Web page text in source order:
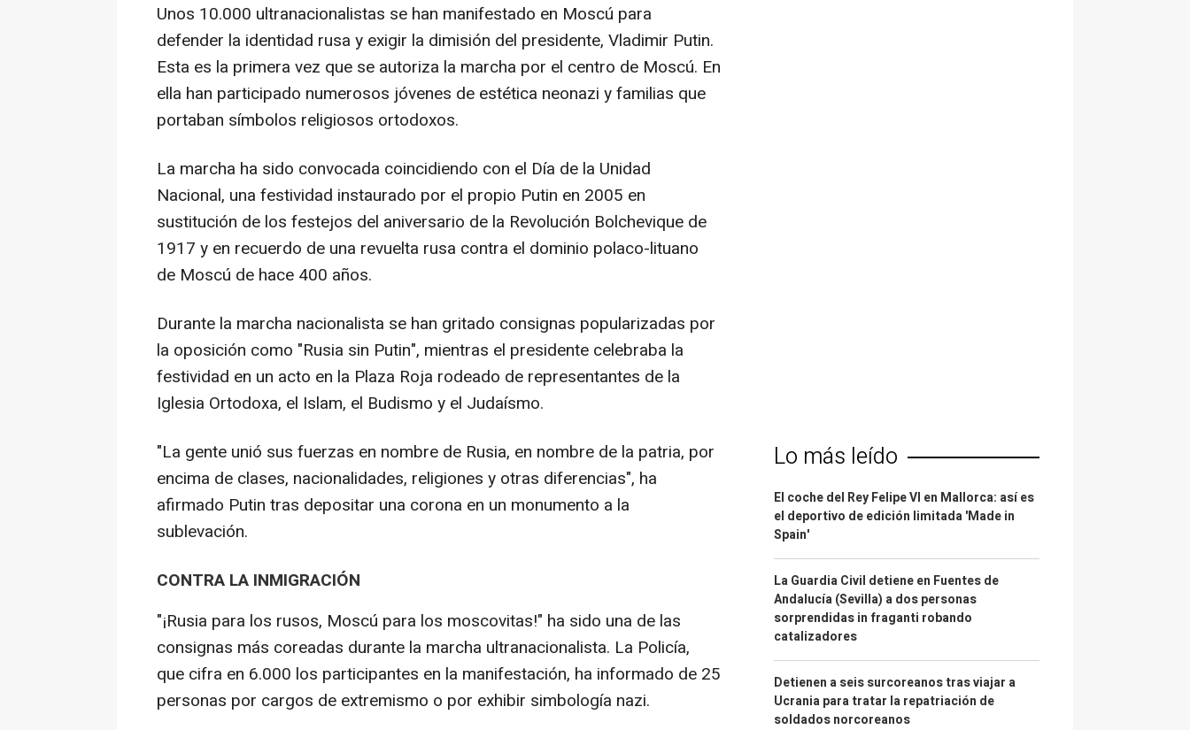
Unos 10.000 ultranacionalistas se han manifestado en Moscú para
defender la identidad rusa y exigir la dimisión del presidente, Vladimir Putin.
Esta es la primera vez que se autoriza la marcha por el centro de Moscú. En
ella han participado numerosos jóvenes de estética neonazi y familias que
portaban símbolos religiosos ortodoxos.
La marcha ha sido convocada coincidiendo con el Día de la Unidad
Nacional, una festividad instaurado por el propio Putin en 2005 en
sustitución de los festejos del aniversario de la Revolución Bolchevique de
1917 y en recuerdo de una revuelta rusa contra el dominio polaco-lituano
de Moscú de hace 400 años.
Durante la marcha nacionalista se han gritado consignas popularizadas por
la oposición como "Rusia sin Putin", mientras el presidente celebraba la
festividad en un acto en la Plaza Roja rodeado de representantes de la
Iglesia Ortodoxa, el Islam, el Budismo y el Judaísmo.
"La gente unió sus fuerzas en nombre de Rusia, en nombre de la patria, por
encima de clases, nacionalidades, religiones y otras diferencias", ha
afirmado Putin tras depositar una corona en un monumento a la
sublevación.
CONTRA LA INMIGRACIÓN
"¡Rusia para los rusos, Moscú para los moscovitas!" ha sido una de las
consignas más coreadas durante la marcha ultranacionalista. La Policía,
que cifra en 6.000 los participantes en la manifestación, ha informado de 25
personas por cargos de extremismo o por exhibir simbología nazi.
Lo más leído
El coche del Rey Felipe VI en Mallorca: así es
el deportivo de edición limitada 'Made in
Spain'
La Guardia Civil detiene en Fuentes de
Andalucía (Sevilla) a dos personas
sorprendidas in fraganti robando
catalizadores
Detienen a seis surcoreanos tras viajar a
Ucrania para tratar la repatriación de
soldados norcoreanos